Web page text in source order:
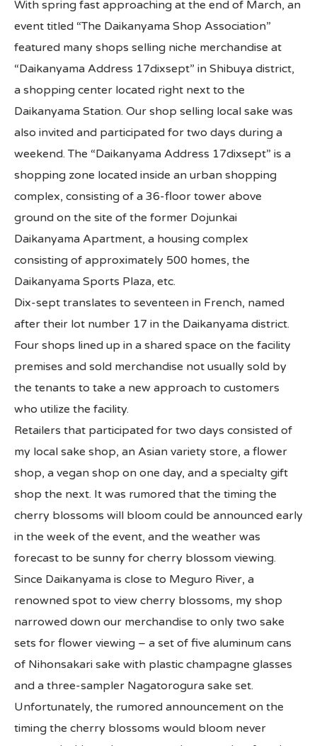
2019 CA Sake Challenge
2013-2014 Sake Tasting
World Sake Day
Sake Video
All Japan News Blog
Contact
All Japan News, Inc
With spring fast approaching at the end of March, an
event titled “The Daikanyama Shop Association”
featured many shops selling niche merchandise at
“Daikanyama Address 17dixsept” in Shibuya district,
a shopping center located right next to the
Daikanyama Station. Our shop selling local sake was
also invited and participated for two days during a
weekend. The “Daikanyama Address 17dixsept” is a
shopping zone located inside an urban shopping
complex, consisting of a 36-floor tower above
ground on the site of the former Dojunkai
Daikanyama Apartment, a housing complex
consisting of approximately 500 homes, the
Daikanyama Sports Plaza, etc.
Dix-sept translates to seventeen in French, named
after their lot number 17 in the Daikanyama district.
Four shops lined up in a shared space on the facility
premises and sold merchandise not usually sold by
the tenants to take a new approach to customers
who utilize the facility.
Retailers that participated for two days consisted of
my local sake shop, an Asian variety store, a flower
shop, a vegan shop on one day, and a specialty gift
shop the next. It was rumored that the timing the
cherry blossoms will bloom could be announced early
in the week of the event, and the weather was
forecast to be sunny for cherry blossom viewing.
Since Daikanyama is close to Meguro River, a
renowned spot to view cherry blossoms, my shop
narrowed down our merchandise to only two sake
sets for flower viewing – a set of five aluminum cans
of Nihonsakari sake with plastic champagne glasses
and a three-sampler Nagatorogura sake set.
Unfortunately, the rumored announcement on the
timing the cherry blossoms would bloom never